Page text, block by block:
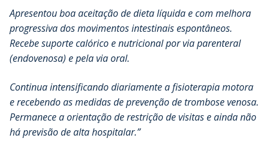
Apresentou boa aceitação de dieta líquida e com melhora
progressiva dos movimentos intestinais espontâneos.
Recebe suporte calórico e nutricional por via parenteral
(endovenosa) e pela via oral.
Continua intensificando diariamente a fisioterapia motora
e recebendo as medidas de prevenção de trombose venosa.
Permanece a orientação de restrição de visitas e ainda não
há previsão de alta hospitalar.”